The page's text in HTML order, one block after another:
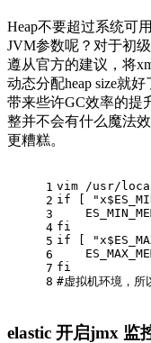
Heap不要超过系统可
JVM参数呢？对于初
遵从官方的建议，将
动态分配heap size就
带来些许GC效率的提
整并不会有什么魔法
更糟糕。
1
2
3
4
5
6
7
8
vim /usr/
if [
fi
if [
fi
#虚拟机环境，所
elastic 开启jmx 监